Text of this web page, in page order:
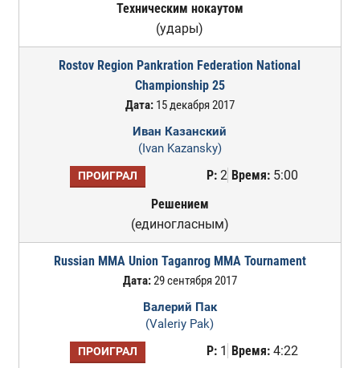
Техническим нокаутом
(удары)
Rostov Region Pankration Federation National
Championship 25
Дата:15 декабря 2017
Иван Казанский
(Ivan Kazansky)
ПРОИГРАЛ Р:2 Время:5:00
Решением
(единогласным)
Russian MMA Union Taganrog MMA Tournament
Дата:29 сентября 2017
Валерий Пак
(Valeriy Pak)
ПРОИГРАЛ Р:1 Время:4:22